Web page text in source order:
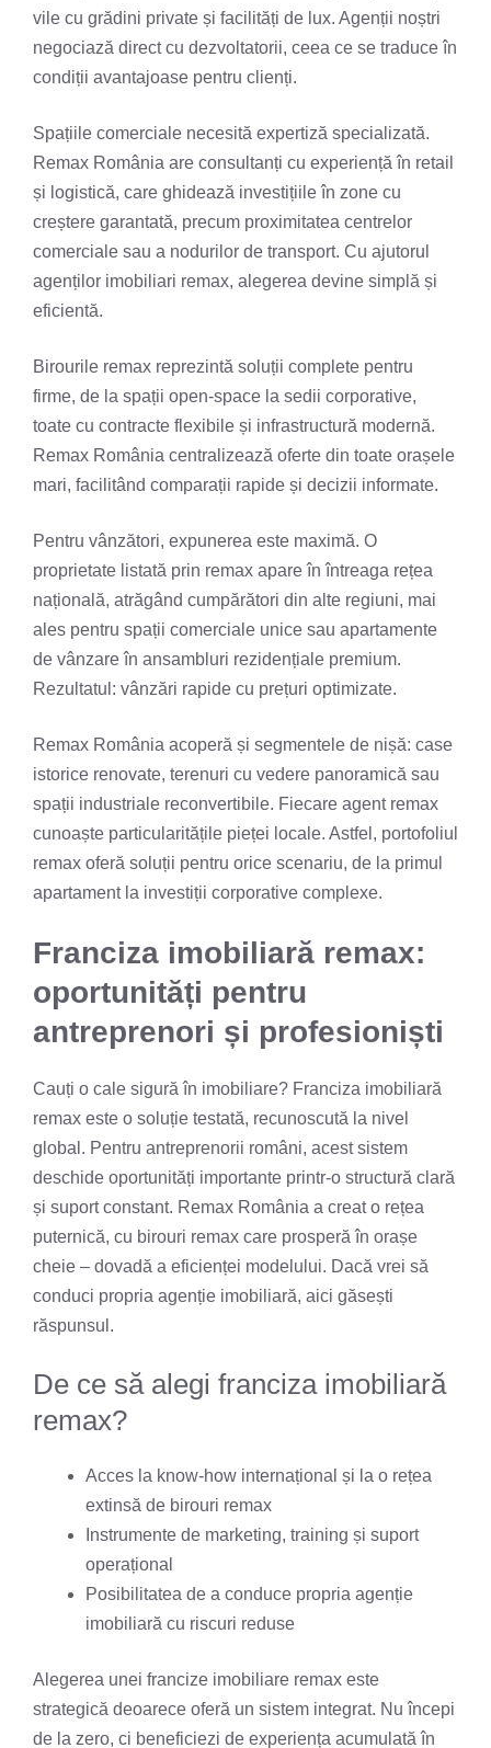
vile cu grădini private și facilități de lux. Agenții noștri
negociază direct cu dezvoltatorii, ceea ce se traduce în
condiții avantajoase pentru clienți.
Spațiile comerciale necesită expertiză specializată.
Remax România are consultanți cu experiență în retail
și logistică, care ghidează investițiile în zone cu
creștere garantată, precum proximitatea centrelor
comerciale sau a nodurilor de transport. Cu ajutorul
agenților imobiliari remax, alegerea devine simplă și
eficientă.
Birourile remax reprezintă soluții complete pentru
firme, de la spații open-space la sedii corporative,
toate cu contracte flexibile și infrastructură modernă.
Remax România centralizează oferte din toate orașele
mari, facilitând comparații rapide și decizii informate.
Pentru vânzători, expunerea este maximă. O
proprietate listată prin remax apare în întreaga rețea
națională, atrăgând cumpărători din alte regiuni, mai
ales pentru spații comerciale unice sau apartamente
de vânzare în ansambluri rezidențiale premium.
Rezultatul: vânzări rapide cu prețuri optimizate.
Remax România acoperă și segmentele de nișă: case
istorice renovate, terenuri cu vedere panoramică sau
spații industriale reconvertibile. Fiecare agent remax
cunoaște particularitățile pieței locale. Astfel, portofoliul
remax oferă soluții pentru orice scenariu, de la primul
apartament la investiții corporative complexe.
Franciza imobiliară remax:
oportunități pentru
antreprenori și profesioniști
Cauți o cale sigură în imobiliare? Franciza imobiliară
remax este o soluție testată, recunoscută la nivel
global. Pentru antreprenorii români, acest sistem
deschide oportunități importante printr-o structură clară
și suport constant. Remax România a creat o rețea
puternică, cu birouri remax care prosperă în orașe
cheie – dovadă a eficienței modelului. Dacă vrei să
conduci propria agenție imobiliară, aici găsești
răspunsul.
De ce să alegi franciza imobiliară
remax?
Acces la know-how internațional și la o rețea
extinsă de birouri remax
Instrumente de marketing, training și suport
operațional
Posibilitatea de a conduce propria agenție
imobiliară cu riscuri reduse
Alegerea unei francize imobiliare remax este
strategică deoarece oferă un sistem integrat. Nu începi
de la zero, ci beneficiezi de experiența acumulată în